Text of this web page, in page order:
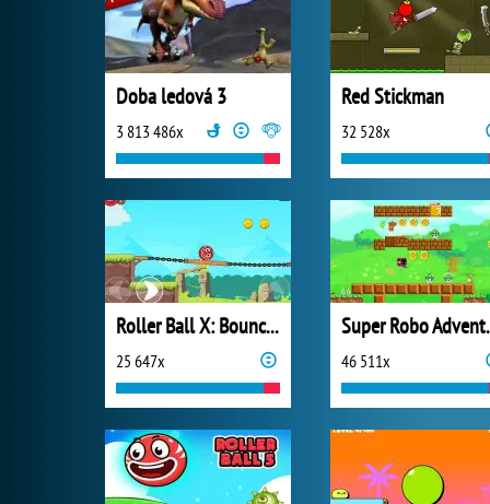
Doba ledová 3
3 813 486x
Red Stickman
32 528x
Roller Ball X: Bounce Ball
25 647x 46 511x